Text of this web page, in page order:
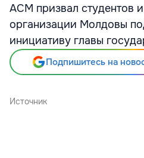
АСМ призвал студентов
организации Молдовы
инициативу главы
Подпишитесь на
Источник